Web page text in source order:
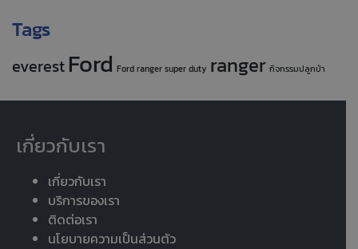
Tags
everest Ford Ford ranger super duty ranger กิจกรรมปลูกป่า
เกี่ยวกับเรา
เกี่ยวกับเรา
บริการของเรา
ติดต่อเรา
นโยบายความเป็นส่วนตัว